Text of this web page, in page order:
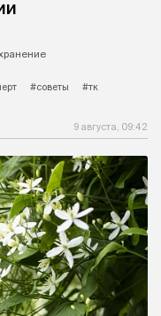
#советы #тк
9 августа, 09:42